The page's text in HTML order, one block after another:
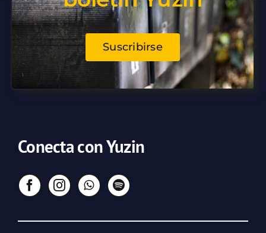
Suscribirse
Conecta con Yuzin